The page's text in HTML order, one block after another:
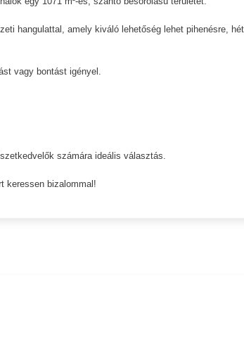
hangulattal, amely kiváló lehetőség lehet pihenésre,
vagy bontást igényel.
számára ideális választás.
keressen bizalommal!